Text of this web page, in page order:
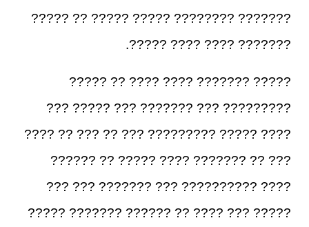
??????? ???????? ????? ????? ?? ?????
??????? ???? ???? ?????.
????? ??????? ???? ???? ?? ?????
????????? ??? ??????? ??? ????? ???
???? ????? ????????? ??? ?? ??? ?? ????
??? ?? ??????? ???? ????? ?? ??????
???? ?????????? ??? ??????? ??? ???
????? ??? ???? ?? ?????? ??????? ?????